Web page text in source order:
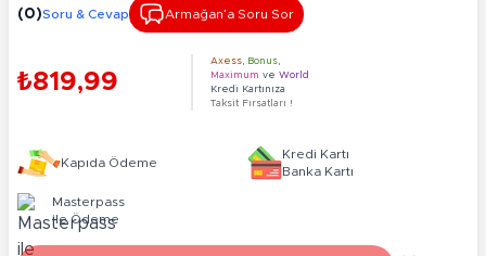
(0)Soru & Cevap Armağan’a Soru Sor
₺819,99
Axess Bonus
Maximum ve World
Kredi Kartınıza
Taksit Fırsatları !
Kapıda Ödeme
Kredi Kartı
Banka Kartı
Masterpass
ile Ödeme